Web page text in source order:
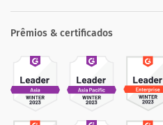
Prêmios & certificados